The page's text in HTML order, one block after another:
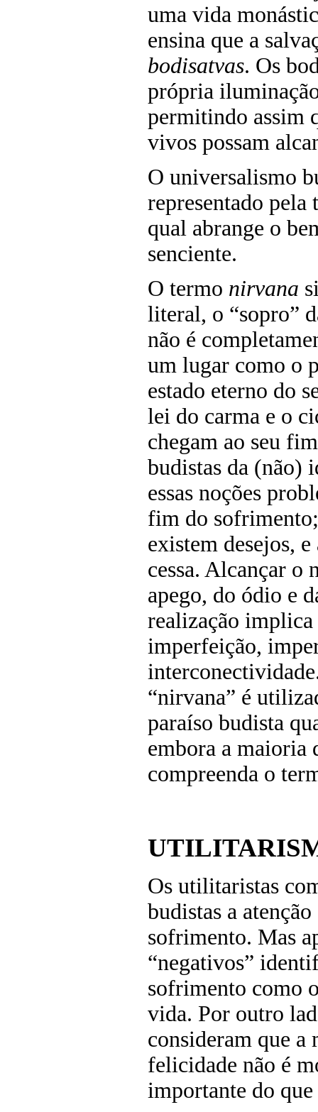
uma vida
ensina que a
bodisatvas. Os
própria
permitindo assim
vivos possam
O universalismo
representado pela
qual abrange o
senciente.
O termo nirvana
literal, o “sopro”
não é
um lugar como o
estado eterno do
lei do carma e o
chegam ao seu
budistas da (não)
essas noções
fim do
existem desejos,
cessa. Alcançar o
apego, do ódio e
realização implica
imperfeição,
“nirvana” é
paraíso budista
embora a maioria
compreenda o
Os utilitaristas
budistas a
sofrimento. Mas
“negativos”
sofrimento como
vida. Por outro
consideram que a
felicidade não é
importante do